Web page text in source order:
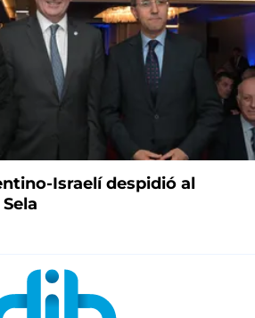
Israelí despidió al